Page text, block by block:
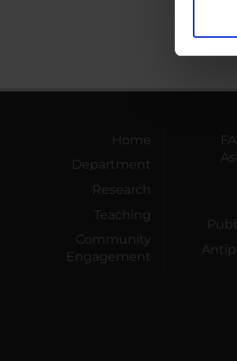
Home
Department
Research
Teaching
Community
Engagement